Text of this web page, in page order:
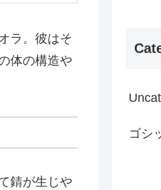
ラ。彼はそ
体の構造や
錆が生じや
ゴシ